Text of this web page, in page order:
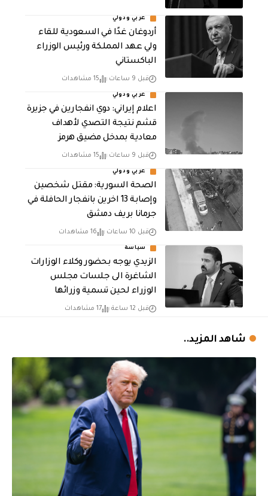
عربي ودولي
أردوغان غدًا في السعودية للقاء
ولي عهد المملكة ورئيس الوزراء
الباكستاني
قبل 9 ساعات 15 مشاهدات
عربي ودولي
اعلام إيراني: دوي انفجارين في جزيرة
قشم نتيجة التصدي لأهداف
معادية بمدخل مضيق هرمز
قبل 9 ساعات 15 مشاهدات
عربي ودولي
الصحة السورية: مقتل شخصين
وإصابة 13 اخرين بانفجار الحافلة في
جرمانا بريف دمشق
قبل 10 ساعات 16 مشاهدات
سياسة
الزيدي يوجه بحضور وكلاء الوزارات
الشاغرة الى جلسات مجلس
الوزراء لحين تسمية وزرائها
قبل 12 ساعة 17 مشاهدات
شاهد المزيد..